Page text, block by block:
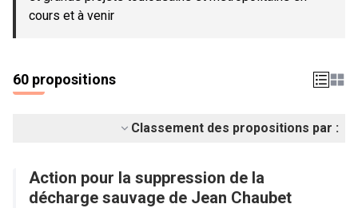
cours et à venir
60 propositions
Classement des propositions par :
Action pour la suppression de la
décharge sauvage de Jean Chaubet